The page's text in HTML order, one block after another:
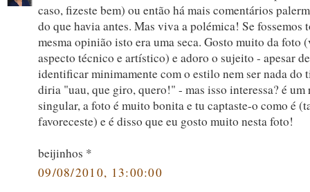
caso, fizeste bem) ou então há mais comentários
do que havia antes. Mas viva a polémica! Se fossemos
mesma opinião isto era uma seca. Gosto muito da foto
aspecto técnico e artístico) e adoro o sujeito - apesar
identificar minimamente com o estilo nem ser nada do
diria "uau, que giro, quero!" - mas isso interessa? é um
singular, a foto é muito bonita e tu captaste-o como é
favoreceste) e é disso que eu gosto muito nesta foto!
beijinhos *
09/08/2010, 13:00:00